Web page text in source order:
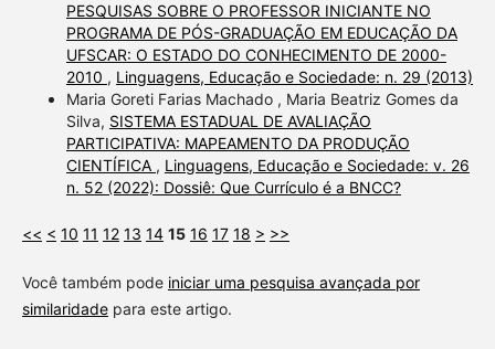
PESQUISAS SOBRE O PROFESSOR INICIANTE NO
PROGRAMA DE PÓS-GRADUAÇÃO EM EDUCAÇÃO DA
UFSCAR: O ESTADO DO CONHECIMENTO DE 2000-
2010 , Linguagens, Educação e Sociedade: n. 29 (2013)
Maria Goreti Farias Machado , Maria Beatriz Gomes da
Silva, SISTEMA ESTADUAL DE AVALIAÇÃO
PARTICIPATIVA: MAPEAMENTO DA PRODUÇÃO
CIENTÍFICA , Linguagens, Educação e Sociedade: v. 26
n. 52 (2022): Dossiê: Que Currículo é a BNCC?
<< < 10 11 12 13 14 15 16 17 18 > >>
Você também pode iniciar uma pesquisa avançada por
similaridadepara este artigo.